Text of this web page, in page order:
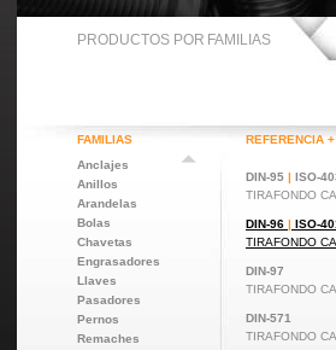
PRODUCTOS POR FAMILIAS
FAMILIAS
Anclajes
Anillos
Arandelas
Bolas
Chavetas
Engrasadores
Llaves
Pasadores
Pernos
Remaches
REFERENCIA
DIN-95 | ISO-
TIRAFONDO
DIN-96 | ISO-
TIRAFONDO
DIN-97
TIRAFONDO
DIN-571
TIRAFONDO